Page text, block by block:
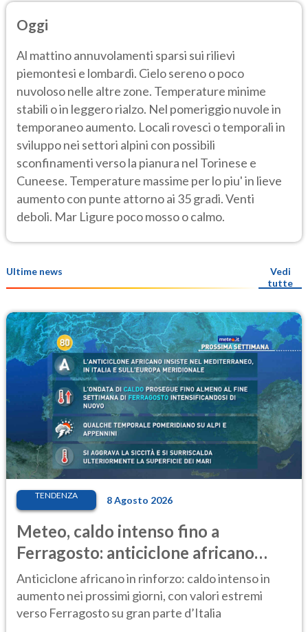
Oggi
Al mattino annuvolamenti sparsi sui rilievi
piemontesi e lombardi. Cielo sereno o poco
nuvoloso nelle altre zone. Temperature minime
stabili o in leggero rialzo. Nel pomeriggio nuvole in
temporaneo aumento. Locali rovesci o temporali in
sviluppo nei settori alpini con possibili
sconfinamenti verso la pianura nel Torinese e
Cuneese. Temperature massime per lo piu' in lieve
aumento con punte attorno ai 35 gradi. Venti
deboli. Mar Ligure poco mosso o calmo.
Ultime news
Vedi
tutte
TENDENZA 8 Agosto 2026
Meteo, caldo intenso fino a
Ferragosto: anticiclone africano
ancora protagonista
Anticiclone africano in rinforzo: caldo intenso in
aumento nei prossimi giorni, con valori estremi
verso Ferragosto su gran parte d’Italia